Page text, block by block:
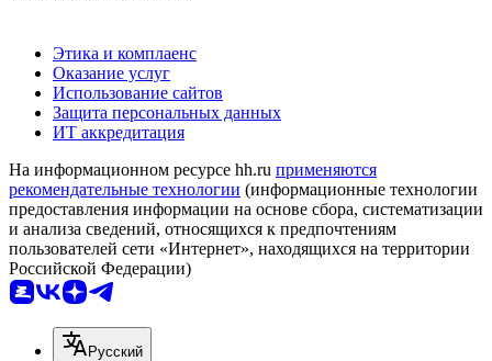
Этика и комплаенс
Оказание услуг
Использование сайтов
Защита персональных данных
ИТ аккредитация
На информационном ресурсе hh.ru применяются
рекомендательные технологии (информационные технологии
предоставления информации на основе сбора, систематизации
и анализа сведений, относящихся к предпочтениям
пользователей сети «Интернет», находящихся на территории
Российской Федерации)
Русский